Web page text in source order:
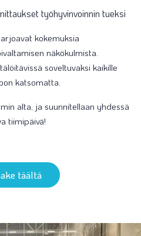
työhyvinvoinnin tueksi
kokemuksia
näkökulmista.
soveltuvaksi kaikille
katsomatta.
alta, ja suunnitellaan yhdessä
tiimipäivä!
täältä